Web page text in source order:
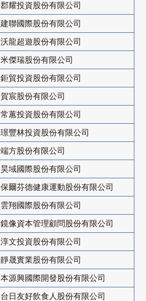
郡耀投資股份有限公司
建聯國際股份有限公司
沃龍超遊股份有限公司
米傑瑞股份有限公司
鉅貿投資股份有限公司
賀宸股份有限公司
常蕙投資股份有限公司
璟豐林投資股份有限公司
端方股份有限公司
昊域國際股份有限公司
保爾芬德健康運動股份有限公司
雲翔國際股份有限公司
鏡像資本管理顧問股份有限公司
淳文投資股份有限公司
靜晟實業股份有限公司
本源興國際開發股份有限公司
台日友好飲食人股份有限公司